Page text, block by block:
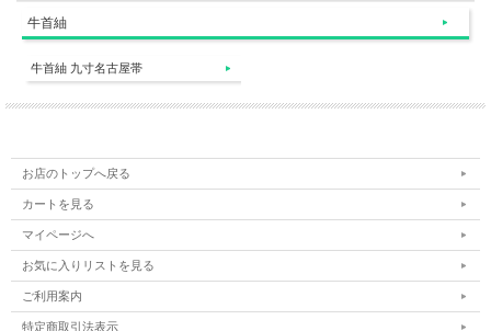
牛首紬
牛首紬 九寸名古屋帯
お店のトップへ戻る
カートを見る
マイページへ
お気に入りリストを見る
ご利用案内
特定商取引法表示